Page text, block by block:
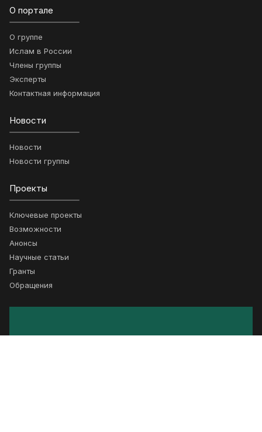
О портале
О группе
Ислам в России
Члены группы
Эксперты
Контактная информация
Новости
Новости
Новости группы
Проекты
Ключевые проекты
Возможности
Анонсы
Научные статьи
Гранты
Обращения